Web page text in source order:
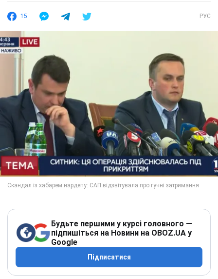
15 РУС
Будьте першими у курсі головного —
підпишіться на Новини на OBOZ.UA у
Google
Підписатися